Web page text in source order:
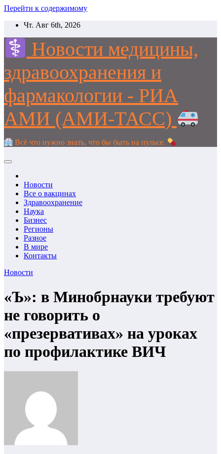
Перейти к содержимому
Чт. Авг 6th, 2026
Новости медицины,
здравоохранения и
фармакологии - РИА
АМИ (АМИ-ТАСС)
Всё что нужно знать, что бы быть на пульсе.
Новости
Все о вакцинах
Здравоохранение
Наука
Бизнес
Регионы
Разное
В мире
Контакты
Новости
«Ъ»: в Минобрнауки требуют
не говорить о
«презервативах» на уроках
по профилактике ВИЧ